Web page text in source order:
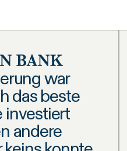
war
das beste
investiert
andere